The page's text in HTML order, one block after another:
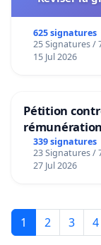
625 signatures
25 Signatures /
15 Jul 2026
Pétition
granum
339 signatures
23 Signatures /
27 Jul 2026
1 2 3 4